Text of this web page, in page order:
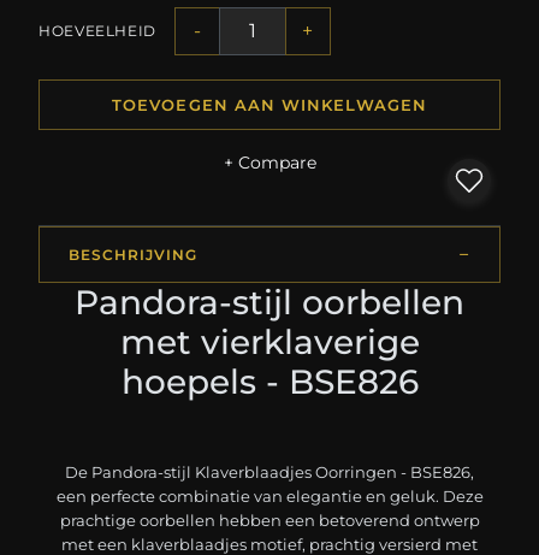
HOEVEELHEID - +
TOEVOEGEN AAN WINKELWAGEN
+ Compare
BESCHRIJVING
Pandora-stijl oorbellen
met vierklaverige
hoepels - BSE826
De Pandora-stijl Klaverblaadjes Oorringen - BSE826,
een perfecte combinatie van elegantie en geluk. Deze
prachtige oorbellen hebben een betoverend ontwerp
met een klaverblaadjes motief, prachtig versierd met